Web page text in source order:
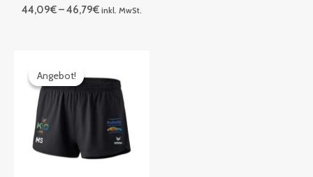
44,09€–46,79€ inkl. MwSt.
Angebot!
Angebot!
bis
35,99€